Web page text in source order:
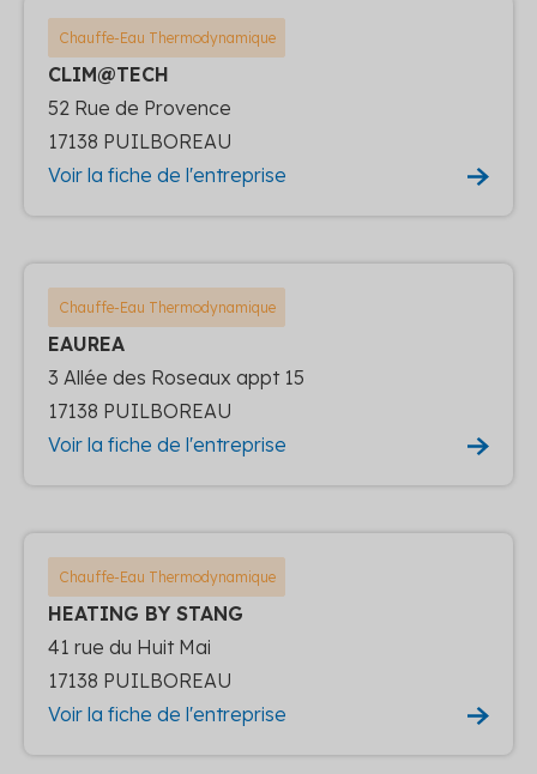
Chauffe-Eau Thermodynamique
CLIM@TECH
52 Rue de Provence
17138 PUILBOREAU
Voir la fiche de l'entreprise
Chauffe-Eau Thermodynamique
EAUREA
3 Allée des Roseaux appt 15
17138 PUILBOREAU
Voir la fiche de l'entreprise
Chauffe-Eau Thermodynamique
HEATING BY STANG
41 rue du Huit Mai
17138 PUILBOREAU
Voir la fiche de l'entreprise